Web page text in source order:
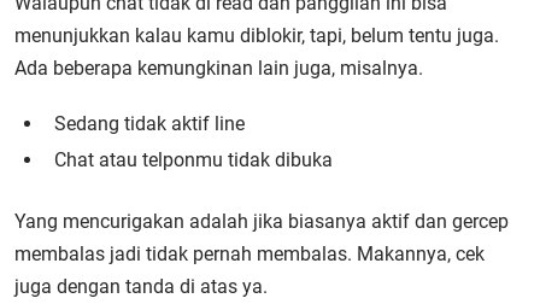
menunjukkan kalau kamu diblokir, tapi, belum tentu juga.
Ada beberapa kemungkinan lain juga, misalnya.
Sedang tidak aktif line
Chat atau telponmu tidak dibuka
Yang mencurigakan adalah jika biasanya aktif dan gercep
membalas jadi tidak pernah membalas. Makannya, cek
juga dengan tanda di atas ya.